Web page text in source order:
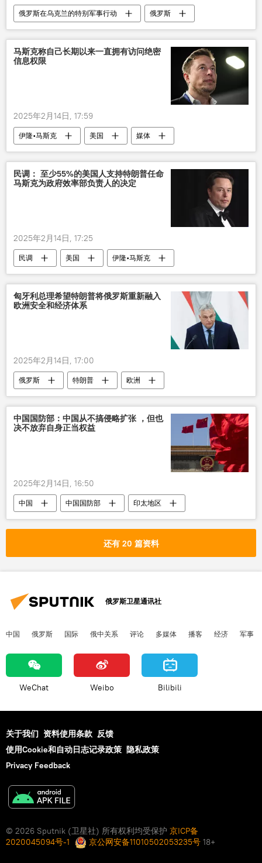
俄罗斯在乌克兰的特别军事行动
俄罗斯
俄国防部
军事 乌克兰
马斯克称自己长期以来一直拥有访问绝密
信息权限
2025年2月14日, 17:59
伊隆•马斯克 美国 媒体
民调： 至少55%的美国人支持特朗普任命
马斯克为政府效率部负责人的决定
2025年2月14日, 17:25
民调 美国 伊隆•马斯克
匈牙利总理希望特朗普将俄罗斯重新融入
欧洲安全和经济体系
2025年2月14日, 17:00
俄罗斯 特朗普 欧洲
中国国防部：中国从不搞侵略扩张 ，但也
决不放弃自身正当权益
2025年2月14日, 16:50
中国 中国国防部 印太地区
还有 20 篇资料
俄罗斯卫星通讯社
中国 俄罗斯 国际 俄中关系 评论 多媒体 播客 经济 军事
WeChat Weibo Bilibili
关于我们 资料使用条款 反馈
使用Cookie和自动日志记录政策 隐私政策
Privacy Feedback
© 2026 Sputnik (卫星社) 所有权利均受保护 京ICP备
2020045094号-1
京公网安备11010502053235号 18+